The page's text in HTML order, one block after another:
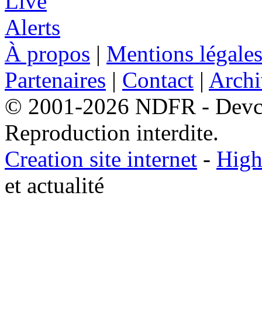
À propos | Mentions légales
Partenaires | Contact |
© 2001-2026 NDFR -
Reproduction interdite.
Creation site internet -
et actualité